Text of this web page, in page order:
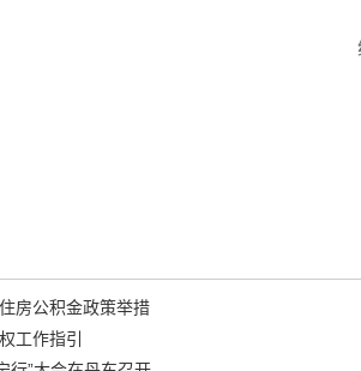
房公积金政策举措
工作指引